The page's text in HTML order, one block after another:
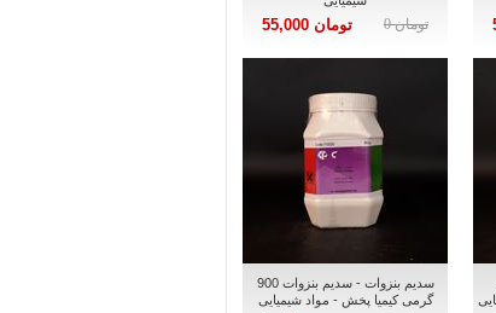
تومان 0 تومان 55,000
سدیم بنزوات - سدیم بنزوات 900
گرمی کیمیا پخش - مواد شیمیایی